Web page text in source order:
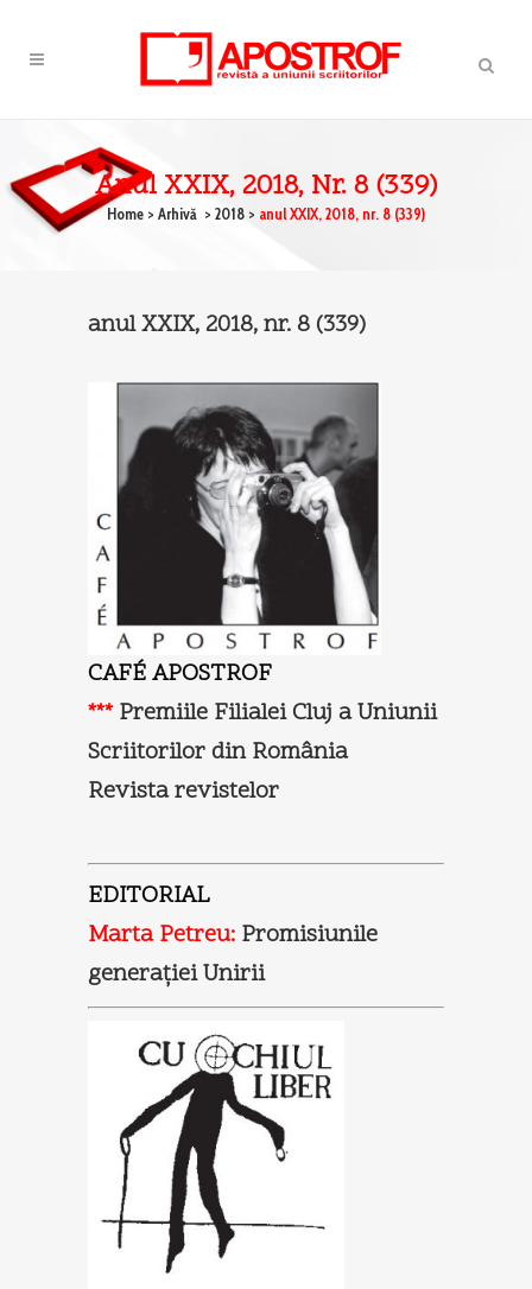
Anul XXIX, 2018, Nr. 8 (339)
Home > Arhivă > 2018 > anul XXIX, 2018, nr. 8 (339)
anul XXIX, 2018, nr. 8 (339)
CAFÉ APOSTROF
*** Premiile Filialei Cluj a Uniunii
Scriitorilor din România
Revista revistelor
EDITORIAL
Marta Petreu: Promisiunile
generaţiei Unirii